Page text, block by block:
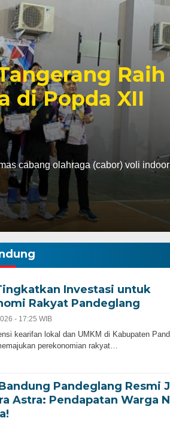
Raih
di Popda XII
cabang olahraga (cabor) voli indoor
Investasi untuk
Rakyat Pandeglang
- 17:25 WIB
kearifan lokal dan UMKM di Kabupaten
perekonomian rakyat…
Pandeglang Resmi
Astra: Pendapatan Warga
Gubernur Baru, Banten Harus
Perencanaan Pembangunan